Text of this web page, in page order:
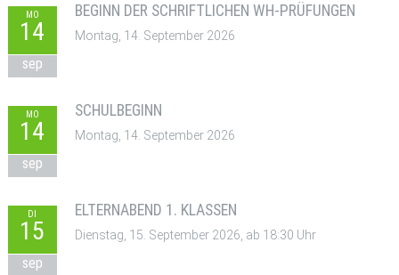
MO
14
sep
BEGINN DER SCHRIFTLICHEN WH-PRÜFUNGEN
Montag, 14. September 2026
MO
14
sep
SCHULBEGINN
Montag, 14. September 2026
DI
15
sep
ELTERNABEND 1. KLASSEN
Dienstag, 15. September 2026, ab 18:30 Uhr